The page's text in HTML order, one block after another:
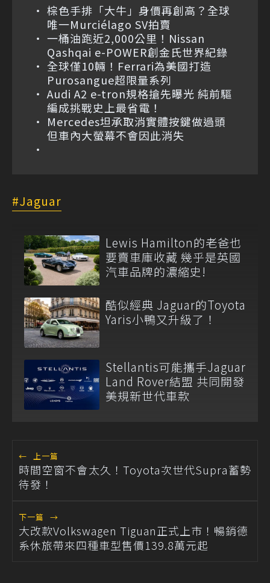
棕色手排「大牛」身價再創高？全球
唯一Murciélago SV拍賣
一桶油跑近2,000公里！Nissan
Qashqai e-POWER創金氏世界紀錄
全球僅10輛！Ferrari為美國打造
Purosangue超限量系列
Audi A2 e-tron規格搶先曝光 純前驅
編成挑戰史上最省電！
Mercedes坦承取消實體按鍵做過頭
但車內大螢幕不會因此消失
Jaguar
Lewis Hamilton的老爸也
要賣車庫收藏 幾乎是英國
汽車品牌的濃縮史!
酷似經典 Jaguar的Toyota
Yaris小鴨又升級了！
Stellantis可能攜手Jaguar
Land Rover結盟 共同開發
美規新世代車款
← 上一篇
時間空窗不會太久！Toyota次世代Supra蓄勢
待發！
下一篇 →
大改款Volkswagen Tiguan正式上市！暢銷德
系休旅帶來四種車型售價139.8萬元起